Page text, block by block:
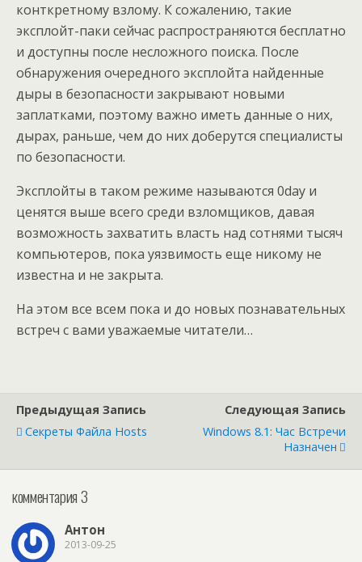
конткретному взлому. К сожалению, такие
эксплойт-паки сейчас распространяются бесплатно
и доступны после несложного поиска. После
обнаружения очередного эксплойта найденные
дыры в безопасности закрывают новыми
заплатками, поэтому важно иметь данные о них,
дырах, раньше, чем до них доберутся специалисты
по безопасности.
Эксплойты в таком режиме называются 0day и
ценятся выше всего среди взломщиков, давая
возможность захватить власть над сотнями тысяч
компьютеров, пока уязвимость еще никому не
известна и не закрыта.
На этом все всем пока и до новых познавательных
встреч с вами уважаемые читатели…
Предыдущая Запись
Секреты Файла Hosts
Следующая Запись
Windows 8.1: Час Встречи
Назначен
комментария 3
Антон
2013-09-25